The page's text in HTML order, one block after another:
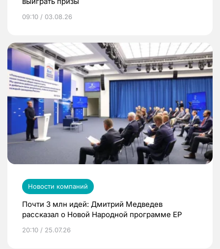
09:10 / 03.08.26
Новости компаний
Почти 3 млн идей: Дмитрий Медведев
рассказал о Новой Народной программе ЕР
20:10 / 25.07.26